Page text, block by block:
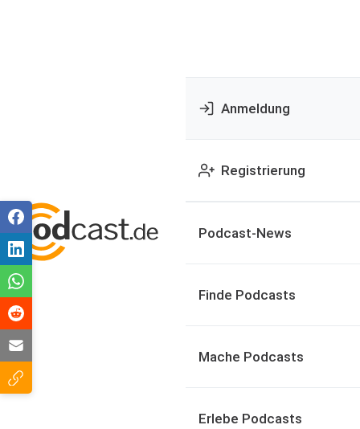
Anmeldung
Registrierung
Podcast-News
Finde Podcasts
Mache Podcasts
Erlebe Podcasts